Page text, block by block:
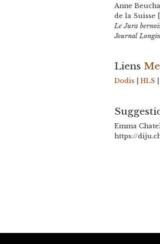
Anne
de la Suisse
Le Jura
Journal
Liens
Dodis |HLS
Emma
https://